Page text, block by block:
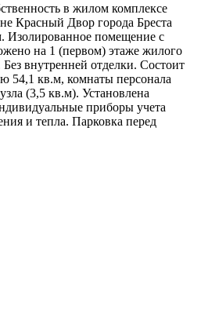
в жилом комплексе
Красный Двор города Бреста
Изолированное помещение с
на 1 (первом) этаже жилого
внутренней отделки. Состоит
54,1 кв.м, комнаты персонала
(3,5 кв.м). Установлена
приборы учета
и тепла. Парковка перед